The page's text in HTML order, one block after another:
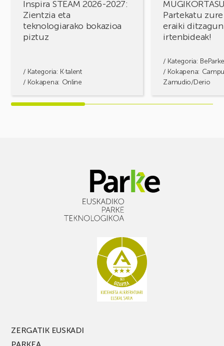
Inspira STEAM 2026-2027:
Zientzia eta
teknologiarako bokazioa
piztuz
/ Kategoria: K·talent
/ Kokapena: Online
Partekatu
eraiki ditzagun
irtenbideak!
/ Kategoria:
/ Kokapena:
Zamudio/Derio
ZERGATIK EUSKADI
PARKEA